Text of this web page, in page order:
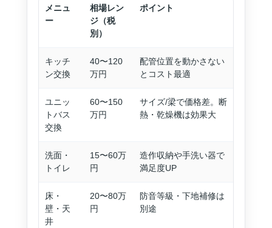
メニュ
ー
相場レン
ジ（税
別）
ポイント
キッチ
ン交換
40〜120
万円
配管位置を動かさない
とコスト最適
ユニッ
トバス
交換
60〜150
万円
サイズ/梁で価格差。断
熱・乾燥機は効果大
洗面・
トイレ
15〜60万
円
造作収納や手洗い器で
満足度UP
床・
壁・天
井
20〜80万
円
防音等級・下地補修は
別途